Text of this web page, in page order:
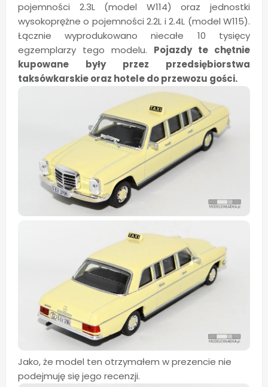
pojemności 2.3L (model W114) oraz jednostki
wysokoprężne o pojemności 2.2L i 2.4L (model W115).
Łącznie wyprodukowano niecałe 10 tysięcy
egzemplarzy tego modelu. Pojazdy te chętnie
kupowane były przez przedsiębiorstwa
taksówkarskie oraz hotele do przewozu gości.
Jako, że model ten otrzymałem w prezencie nie
podejmuję się jego recenzji.